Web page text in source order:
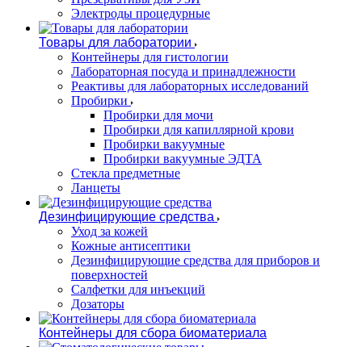
Электроды процедурные
Товары для лаборатории
Контейнеры для гистологии
Лабораторная посуда и принадлежности
Реактивы для лабораторных исследований
Пробирки
Пробирки для мочи
Пробирки для капиллярной крови
Пробирки вакуумные
Пробирки вакуумные ЭДТА
Стекла предметные
Ланцеты
Дезинфицирующие средства
Уход за кожей
Кожные антисептики
Дезинфицирующие средства для приборов и
поверхностей
Салфетки для инъекций
Дозаторы
Контейнеры для сбора биоматериала